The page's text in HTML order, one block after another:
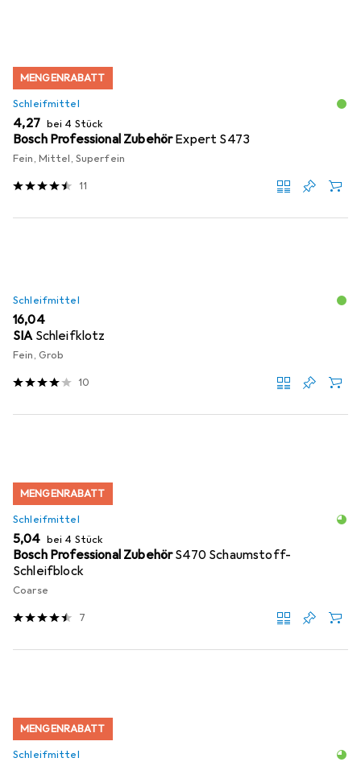
MENGENRABATT
Schleifmittel
EUR
4,27 bei 4 Stück
Bosch Professional ZubehörExpert S473
Fein, Mittel, Superfein
11
Schleifmittel
EUR
16,04
SIA Schleifklotz
Fein, Grob
10
MENGENRABATT
Schleifmittel
EUR
5,04 bei 4 Stück
Bosch Professional ZubehörS470 Schaumstoff-
Schleifblock
Coarse
7
MENGENRABATT
Schleifmittel